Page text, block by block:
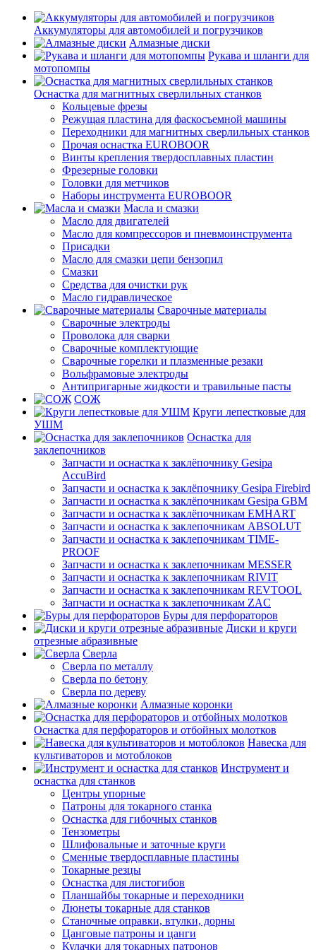
Аккумуляторы для автомобилей и погрузчиков
Алмазные диски
Рукава и шланги для
мотопомпы
Оснастка для магнитных сверлильных станков
Кольцевые фрезы
Режущая пластина для фаскосъемной машины
Переходники для магнитных сверлильных станков
Прочая оснастка EUROBOOR
Винты крепления твердосплавных пластин
Фрезерные головки
Головки для метчиков
Наборы инструмента EUROBOOR
Масла и смазки
Масло для двигателей
Масло для компрессоров и пневмоинструмента
Присадки
Масло для смазки цепи бензопил
Смазки
Средства для очистки рук
Масло гидравлическое
Сварочные материалы
Сварочные электроды
Проволока для сварки
Сварочные комплектующие
Сварочные горелки и плазменные резаки
Вольфрамовые электроды
Антипригарные жидкости и травильные пасты
СОЖ
Круги лепестковые для
УШМ
Оснастка для
заклепочников
Запчасти и оснастка к заклёпочнику Gesipa
AccuBird
Запчасти и оснастка к заклёпочнику Gesipa Firebird
Запчасти и оснастка к заклёпочникам Gesipa GBM
Запчасти и оснастка к заклёпочникам EMHART
Запчасти и оснастка к заклепочникам ABSOLUT
Запчасти и оснастка к заклепочникам TIME-
PROOF
Запчасти и оснастка к заклепочникам MESSER
Запчасти и оснастка к заклепочникам RIVIT
Запчасти и оснастка к заклепочникам REVTOOL
Запчасти и оснастка к заклепочникам ZAC
Буры для перфораторов
Диски и круги
отрезные абразивные
Сверла
Сверла по металлу
Сверла по бетону
Сверла по дереву
Алмазные коронки
Оснастка для перфораторов и отбойных молотков
Навеска для
культиваторов и мотоблоков
Инструмент и
оснастка для станков
Центры упорные
Патроны для токарного станка
Оснастка для гибочных станков
Тензометры
Шлифовальные и заточные круги
Сменные твердосплавные пластины
Токарные резцы
Оснастка для листогибов
Планшайбы токарные и переходники
Люнеты токарные для станков
Станочные оправки, втулки, дорны
Цанговые патроны и цанги
Кулачки для токарных патронов